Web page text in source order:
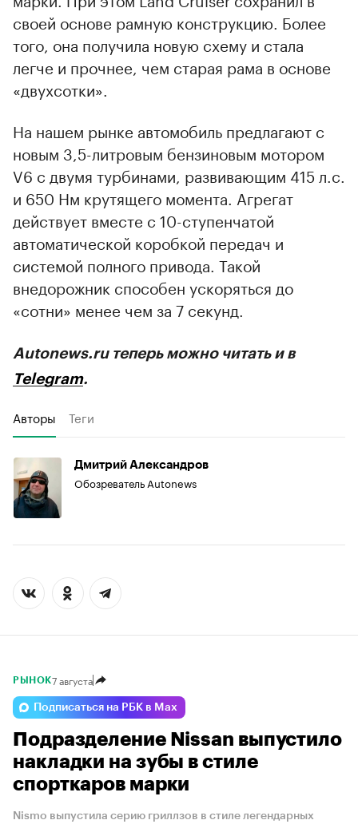
своей основе рамную конструкцию. Более
того, она получила новую схему и стала
легче и прочнее, чем старая рама в основе
«двухсотки».
На нашем рынке автомобиль предлагают с
новым 3,5-литровым бензиновым мотором
V6 с двумя турбинами, развивающим 415 л.с.
и 650 Нм крутящего момента. Агрегат
действует вместе с 10-ступенчатой
автоматической коробкой передач и
системой полного привода. Такой
внедорожник способен ускоряться до
«сотни» менее чем за 7 секунд.
Autonews.ru теперь можно читать и в
Telegram.
Авторы Теги
Дмитрий Александров
Обозреватель Autonews
РЫНОК7 августа
Подписаться на РБК в Max
Подразделение Nissan выпустило
накладки на зубы в стиле
спорткаров марки
Nismo выпустила серию гриллзов в стиле легендарных